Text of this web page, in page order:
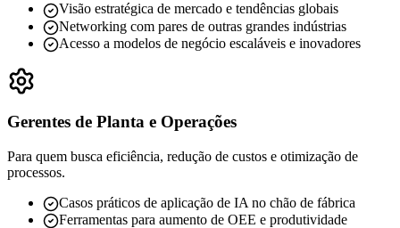
Visão estratégica de mercado e tendências globais
Networking com pares de outras grandes indústrias
Acesso a modelos de negócio escaláveis e inovadores
Gerentes de Planta e Operações
Para quem busca eficiência, redução de custos e otimização de
processos.
Casos práticos de aplicação de IA no chão de fábrica
Ferramentas para aumento de OEE e produtividade